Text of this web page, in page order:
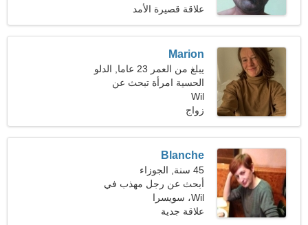
علاقة قصيرة الأمد
Marion
يبلغ من العمر 23 عاما, الدلو
الحسية امرأة تبحث عن
شريك
Wil
زواج
Blanche
45 سنة, الجوزاء
أبحث عن رجل مهذب في
التنزه معا
Wil، سويسرا
علاقة جدية